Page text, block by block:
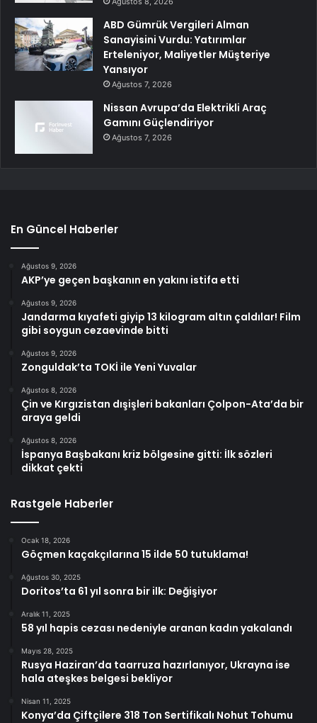
ABD Gümrük Vergileri Alman
Sanayisini Vurdu: Yatırımlar
Erteleniyor, Maliyetler Müşteriye
Yansıyor
Ağustos 7, 2026
Nissan Avrupa’da Elektrikli Araç
Gamını Güçlendiriyor
Ağustos 7, 2026
En Güncel Haberler
Ağustos 9, 2026
AKP’ye geçen başkanın en yakını istifa etti
Ağustos 9, 2026
Jandarma kıyafeti giyip 13 kilogram altın çaldılar! Film
gibi soygun cezaevinde bitti
Ağustos 9, 2026
Zonguldak’ta TOKİ ile Yeni Yuvalar
Ağustos 8, 2026
Çin ve Kırgızistan dışişleri bakanları Çolpon-Ata’da bir
araya geldi
Ağustos 8, 2026
İspanya Başbakanı kriz bölgesine gitti: İlk sözleri
dikkat çekti
Rastgele Haberler
Ocak 18, 2026
Göçmen kaçakçılarına 15 ilde 50 tutuklama!
Ağustos 30, 2025
Doritos’ta 61 yıl sonra bir ilk: Değişiyor
Aralık 11, 2025
58 yıl hapis cezası nedeniyle aranan kadın yakalandı
Mayıs 28, 2025
Rusya Haziran’da taarruza hazırlanıyor, Ukrayna ise
hala ateşkes belgesi bekliyor
Nisan 11, 2025
Konya’da Çiftçilere 318 Ton Sertifikalı Nohut Tohumu